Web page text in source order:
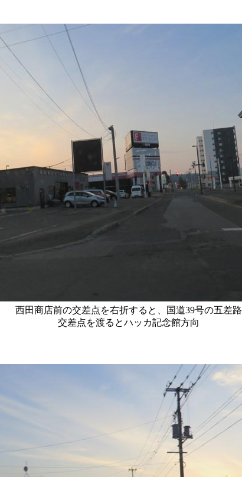
西田商店前の交差点を右折すると、国道39号の五差路
交差点を渡るとハッカ記念館方向